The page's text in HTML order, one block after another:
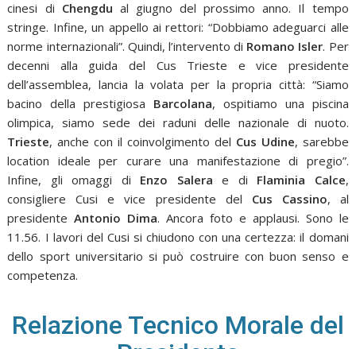
cinesi di Chengdu al giugno del prossimo anno. Il tempo
stringe. Infine, un appello ai rettori: “Dobbiamo adeguarci alle
norme internazionali”. Quindi, l’intervento di Romano Isler. Per
decenni alla guida del Cus Trieste e vice presidente
dell’assemblea, lancia la volata per la propria città: “Siamo
bacino della prestigiosa Barcolana, ospitiamo una piscina
olimpica, siamo sede dei raduni delle nazionale di nuoto.
Trieste, anche con il coinvolgimento del Cus Udine, sarebbe
location ideale per curare una manifestazione di pregio”.
Infine, gli omaggi di Enzo Salera e di Flaminia Calce,
consigliere Cusi e vice presidente del Cus Cassino, al
presidenteAntonio Dima. Ancora foto e applausi. Sono le
11.56. I lavori del Cusi si chiudono con una certezza: il domani
dello sport universitario si può costruire con buon senso e
competenza.
Relazione Tecnico Morale del